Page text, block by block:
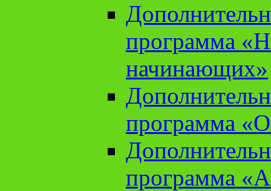
программа
начинающих»
программа
программа